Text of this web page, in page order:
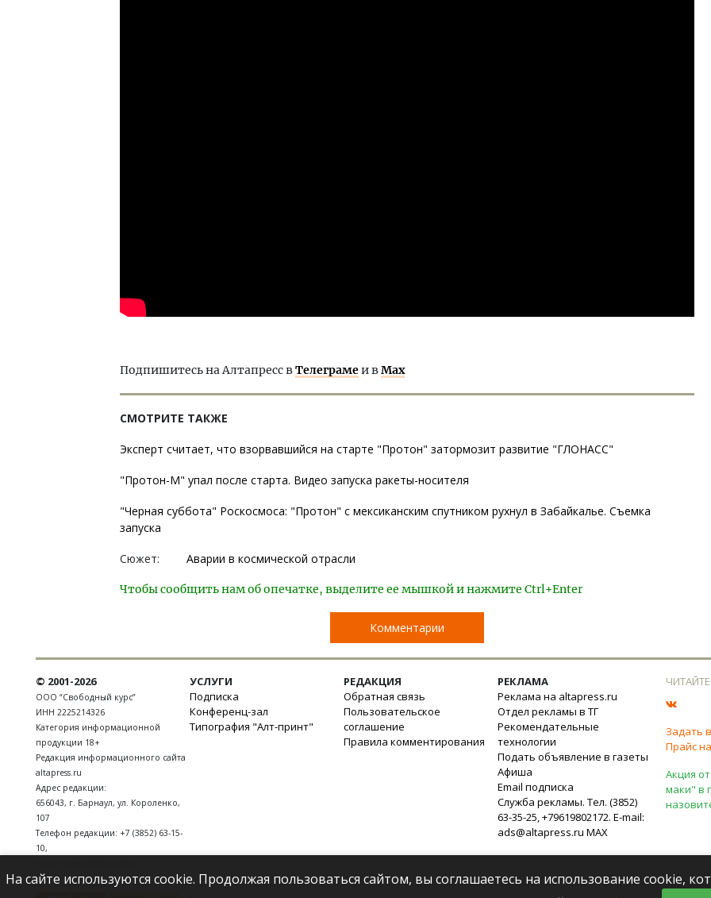
Подпишитесь на Алтапресс вТелеграмеи вMax
СМОТРИТЕ ТАКЖЕ
Эксперт считает, что взорвавшийся на старте "Протон" затормозит развитие "ГЛОНАСС"
"Протон-М" упал после старта. Видео запуска ракеты-носителя
"Черная суббота" Роскосмоса: "Протон" с мексиканским спутником рухнул в Забайкалье. Съемка
запуска
Сюжет: Аварии в космической отрасли
Чтобы сообщить нам об опечатке, выделите ее мышкой и нажмите Ctrl+Enter
Комментарии
© 2001-2026
ООО “Свободный курс”
ИНН 2225214326
Категория информационной
продукции 18+
Редакция информационного сайта
altapress.ru
Адрес редакции:
656043, г. Барнаул, ул. Короленко,
107
Телефон редакции: +7 (3852) 63-15-
10,
УСЛУГИ
Подписка
Конференц-зал
Типография "Алт-принт"
РЕДАКЦИЯ
Обратная связь
Пользовательское
соглашение
Правила комментирования
РЕКЛАМА
Реклама на altapress.ru
Отдел рекламы в ТГ
Рекомендательные
технологии
Подать объявление в газеты
Афиша
Email подписка
Служба рекламы. Тел. (3852)
63-35-25, +79619802172. E-mail:
ads@altapress.ru MAX
Задать
Прайс
Акция
маки" в
На сайте используются cookie. Продолжая пользоваться сайтом, вы соглашаетесь на использование cookie,